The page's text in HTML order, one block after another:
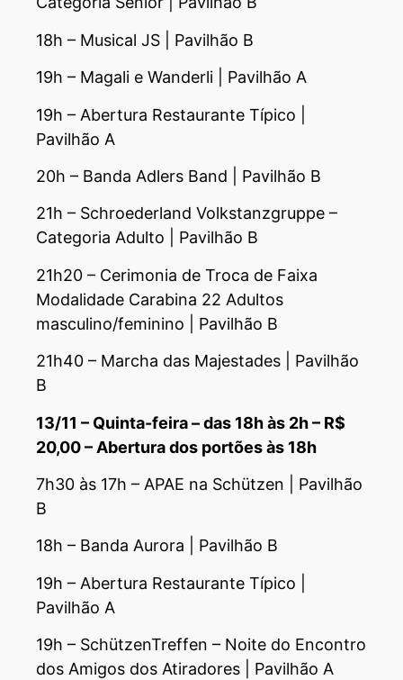
18h – Musical JS | Pavilhão B
19h – Magali e Wanderli | Pavilhão A
19h – Abertura Restaurante Típico |
Pavilhão A
20h – Banda Adlers Band | Pavilhão B
21h – Schroederland Volkstanzgruppe –
Categoria Adulto | Pavilhão B
21h20 – Cerimonia de Troca de Faixa
Modalidade Carabina 22 Adultos
masculino/feminino | Pavilhão B
21h40 – Marcha das Majestades | Pavilhão
B
13/11 – Quinta-feira – das 18h às 2h – R$
20,00 – Abertura dos portões às 18h
7h30 às 17h – APAE na Schützen | Pavilhão
B
18h – Banda Aurora | Pavilhão B
19h – Abertura Restaurante Típico |
Pavilhão A
19h – SchützenTreffen – Noite do Encontro
dos Amigos dos Atiradores | Pavilhão A